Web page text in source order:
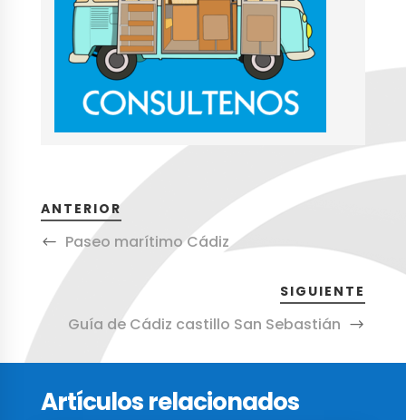
ANTERIOR
Paseo marítimo Cádiz
SIGUIENTE
Guía de Cádiz castillo San Sebastián
Artículos relacionados